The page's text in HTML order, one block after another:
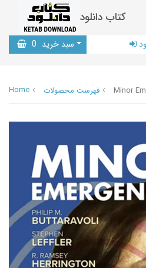
کتاب دانلود
سبد خرید 0
Home فهرست محصولات Minor